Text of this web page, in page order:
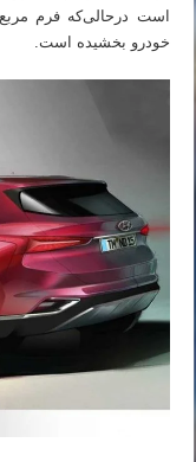
است درحالی‌که فرم مربع
خودرو بخشیده است.